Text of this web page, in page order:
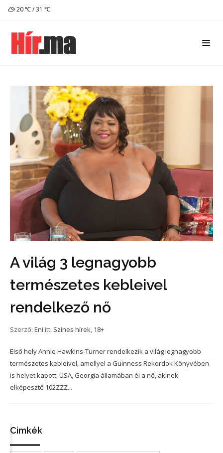
20 ℃ / 31 ℃
A világ 3 legnagyobb
természetes kebleivel
rendelkező nő
Szerző: Eni itt: Színes hírek, 18+
Első hely Annie Hawkins-Turner rendelkezik a világ legnagyobb
természetes kebleivel, amellyel a Guinness Rekordok Könyvében
is helyet kapott. USA, Georgia államában él a nő, akinek
elképesztő 102ZZZ...
Cimkék